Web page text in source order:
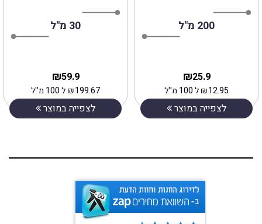
30 מ"ל
59.9
₪
199.67
₪ל 100 מ''ל
לצפייה במוצר
200 מ"ל
25.9
₪
12.95
₪ל 100 מ''ל
לצפייה במוצר